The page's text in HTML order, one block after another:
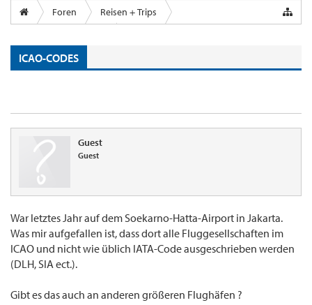
Foren
Reisen + Trips
ICAO-CODES
Guest
Guest
War letztes Jahr auf dem Soekarno-Hatta-Airport in Jakarta.
Was mir aufgefallen ist, dass dort alle Fluggesellschaften im
ICAO und nicht wie üblich IATA-Code ausgeschrieben werden
(DLH, SIA ect.).
Gibt es das auch an anderen größeren Flughäfen ?